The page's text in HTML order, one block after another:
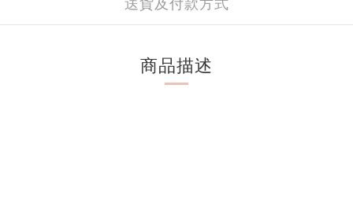
商品描述